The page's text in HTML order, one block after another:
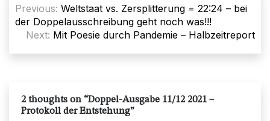
Previous: Weltstaat vs. Zersplitterung = 22:24 – bei
der Doppelausschreibung geht noch was!!!
Next: Mit Poesie durch Pandemie – Halbzeitreport
2 thoughts on “Doppel-Ausgabe 11/12 2021 –
Protokoll der Entstehung”